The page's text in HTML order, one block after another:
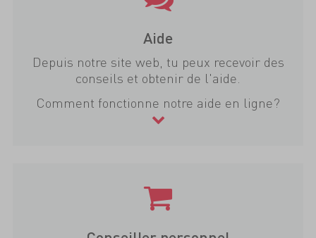
Aide
Depuis notre site web, tu peux recevoir des
conseils et obtenir de l'aide.
Comment fonctionne notre aide en ligne?